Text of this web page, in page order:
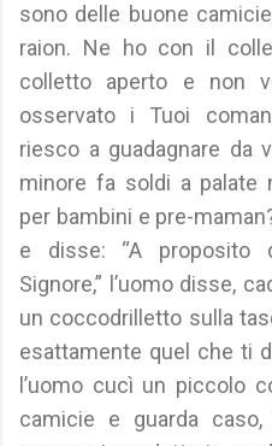
sono delle buone
raion. Ne ho con il
colletto aperto e non
osservato i Tuoi
riesco a guadagnare da
minore fa soldi a palate
per bambini e pre-
e disse: “A proposito
Signore,” l’uomo disse,
un coccodrilletto sulla
esattamente quel che ti
l’uomo cucì un piccolo
camicie e guarda